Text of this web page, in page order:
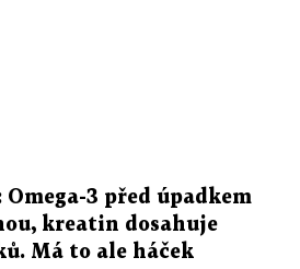
3 před úpadkem
kreatin dosahuje
Má to ale háček